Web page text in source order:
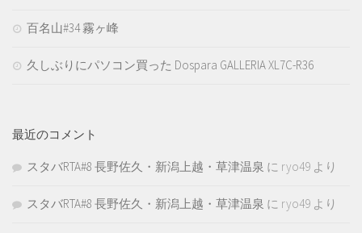
百名山#34 霧ヶ峰
久しぶりにパソコン買った Dospara GALLERIA XL7C-R36
最近のコメント
スタバRTA#8 長野佐久・新潟上越・草津温泉 に ryo49 より
スタバRTA#8 長野佐久・新潟上越・草津温泉 に ryo49 より